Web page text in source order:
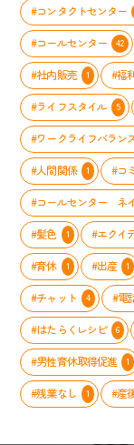
#コンタクトセンター
#コールセンター 42
#社内販売 1 #福
#ライフスタイル 5
#ワークライフバラン
#人間関係 1 #コ
#コールセンター ネ
#髪色 1 #エクイ
#育休 1 #出産 1
#チャット 4 #電
#はたらくレシピ 6
#男性育休取得促進 1
#残業なし 1 #産